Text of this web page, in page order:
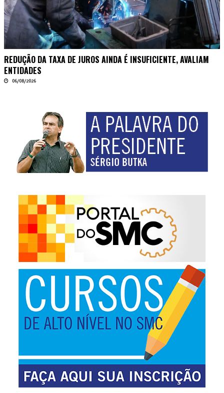
REDUÇÃO DA TAXA DE JUROS AINDA É INSUFICIENTE, AVALIAM
ENTIDADES
06/08/2026